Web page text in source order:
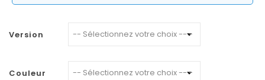
Version
Couleur